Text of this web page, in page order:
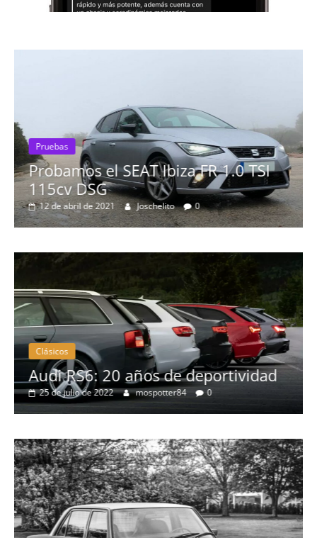
Pruebas
Probamos el SEAT Ibiza FR 1.0 TSI
115cv DSG
12 de abril de 2021 Joschelito
0
Clásicos
Audi RS6: 20 años de deportividad
25 de julio de 2022 mospotter84 0